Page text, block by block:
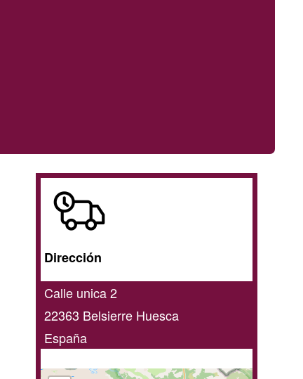
domicilio
online
Dirección
Calle unica 2
22363 Belsierre Huesca
España